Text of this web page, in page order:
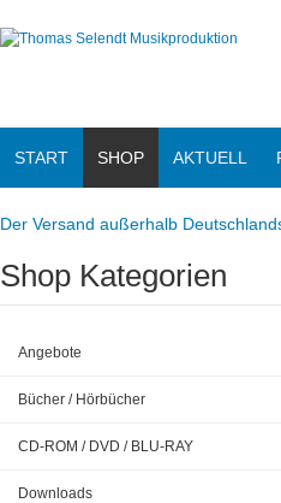
START SHOP AKTUELL
Der Versand außerhalb
Shop Kategorien
Angebote
Bücher / Hörbücher
CD-ROM / DVD / BLU-RAY
Downloads